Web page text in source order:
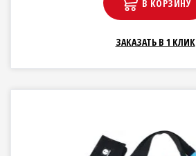
В КОРЗИНУ
ЗАКАЗАТЬ В 1 КЛИК